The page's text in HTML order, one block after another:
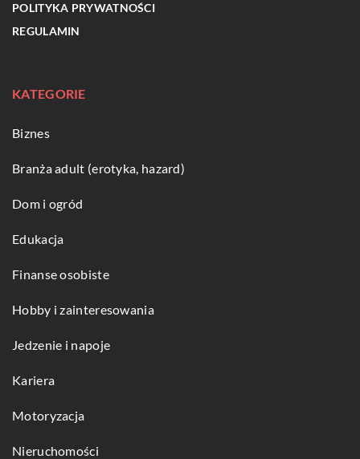
POLITYKA PRYWATNOŚCI
REGULAMIN
KATEGORIE
Biznes
Branża adult (erotyka, hazard)
Dom i ogród
Edukacja
Finanse osobiste
Hobby i zainteresowania
Jedzenie i napoje
Kariera
Motoryzacja
Nieruchomości